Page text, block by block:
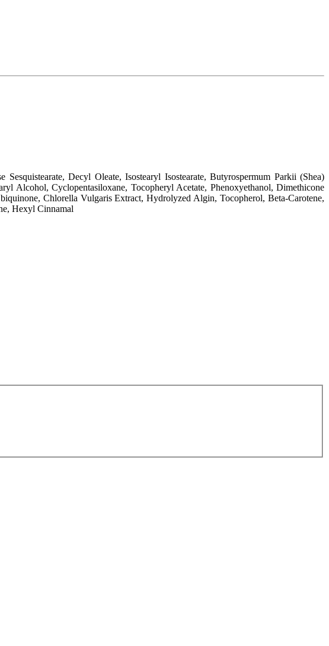
Decyl Oleate, Isostearyl Isostearate, Butyrospermum Parkii (Shea)
Alcohol, Cyclopentasiloxane, Tocopheryl Acetate, Phenoxyethanol, Dimethicone
Chlorella Vulgaris Extract, Hydrolyzed Algin, Tocopherol, Beta-Carotene,
Hexyl Cinnamal